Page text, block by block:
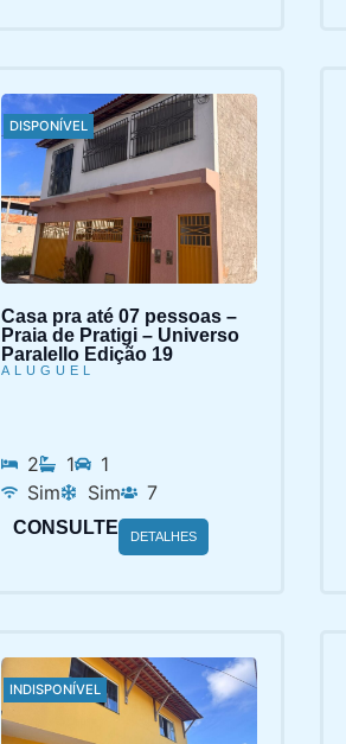
DISPONÍVEL
Casa pra até 07 pessoas –
Praia de Pratigi – Universo
Paralello Edição 19
ALUGUEL
2 1
1
Sim
Sim 7
CONSULTE DETALHES
INDISPONÍVEL